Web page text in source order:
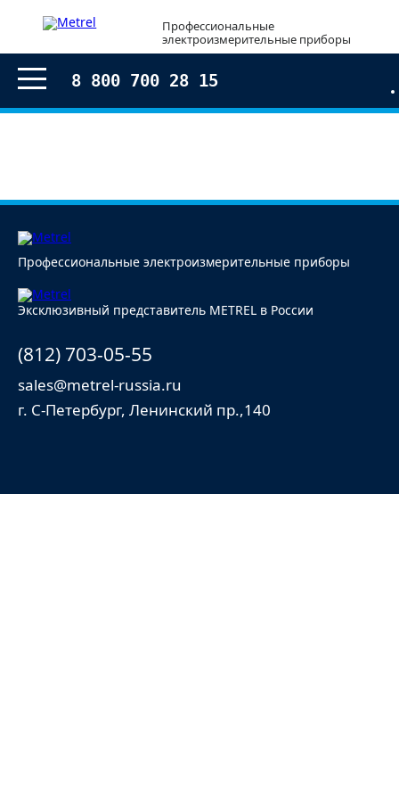
Профессиональные
электроизмерительные приборы
8 800 700 28 15
Профессиональные электроизмерительные приборы
Эксклюзивный представитель METREL в России
(812) 703-05-55
sales@metrel-russia.ru
г. С-Петербург, Ленинский пр.,140